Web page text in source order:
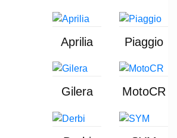
Aprilia Piaggio
Gilera MotoCR